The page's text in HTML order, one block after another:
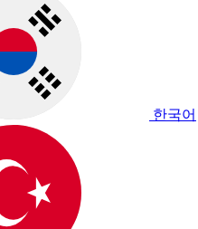
한국어